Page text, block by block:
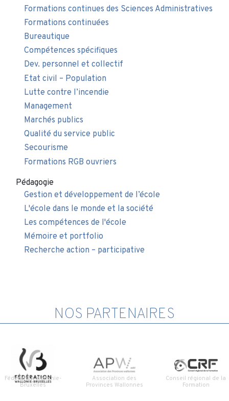
Formations continues des Sciences Administratives
Formations continuées
Bureautique
Compétences spécifiques
Dev. personnel et collectif
Etat civil – Population
Lutte contre l’incendie
Management
Marchés publics
Qualité du service public
Secourisme
Formations RGB ouvriers
Pédagogie
Gestion et développement de l’école
L'école dans le monde et la société
Les compétences de l'école
Mémoire et portfolio
Recherche action – participative
NOS PARTENAIRES
Fédération Wallonie-
Bruxelles
Association des
Provinces Wallonnes
Conseil régional de la
Formation